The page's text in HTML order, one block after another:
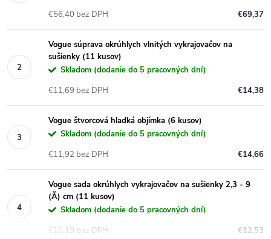
€69,37
€56,40 bez DPH
Vogue súprava okrúhlych vlnitých vykrajovačov na
sušienky (11 kusov)
Skladom (dodanie do 5 pracovných dní)
€14,38
€11,69 bez DPH
Vogue štvorcová hladká objímka (6 kusov)
Skladom (dodanie do 5 pracovných dní)
€14,66
€11,92 bez DPH
Vogue sada okrúhlych vykrajovačov na sušienky 2,3 - 9
(Ã) cm (11 kusov)
Skladom (dodanie do 5 pracovných dní)
€12,53
€10,19 bez DPH